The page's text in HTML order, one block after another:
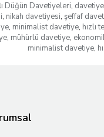
Düğün Davetiyeleri, davetiye
, nikah davetiyesi, şeffaf
, minimalist davetiye, hızlı
, mühürlü davetiye,
minimalist davetiye,